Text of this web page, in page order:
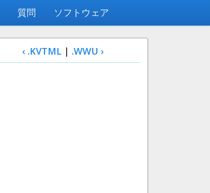
質問 ソフトウェア
‹ .KVTML | .WWU ›